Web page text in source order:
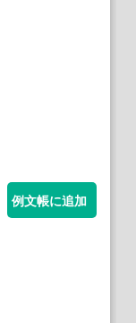
例文帳に追加